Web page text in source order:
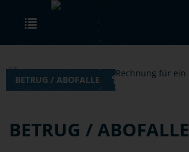
Skip to main content
BETRUG / ABOFALLE
BETRUG / ABOFALLE